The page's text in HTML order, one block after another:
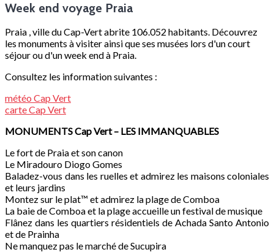
Week end voyage Praia
Praia , ville du Cap-Vert abrite 106.052 habitants. Découvrez
les monuments à visiter ainsi que ses musées lors d'un court
séjour ou d'un week end à Praia.
Consultez les information suivantes :
météo Cap Vert
carteCap Vert
MONUMENTSCap Vert– LES IMMANQUABLES
Le fort de Praia et son canon
Le Miradouro Diogo Gomes
Baladez-vous dans les ruelles et admirez les maisons coloniales
et leurs jardins
Montez sur le plat™ et admirez la plage de Comboa
La baie de Comboa et la plage accueille un festival de musique
Flânez dans les quartiers résidentiels de Achada Santo Antonio
et de Prainha
Ne manquez pas le marché de Sucupira